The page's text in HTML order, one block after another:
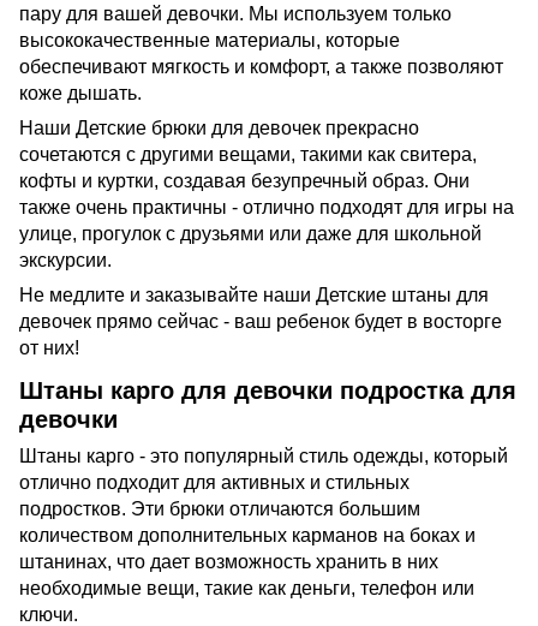
пару для вашей девочки. Мы используем только
высококачественные материалы, которые
обеспечивают мягкость и комфорт, а также позволяют
коже дышать.
Наши Детские брюки для девочек прекрасно
сочетаются с другими вещами, такими как свитера,
кофты и куртки, создавая безупречный образ. Они
также очень практичны - отлично подходят для игры на
улице, прогулок с друзьями или даже для школьной
экскурсии.
Не медлите и заказывайте наши Детские штаны для
девочек прямо сейчас - ваш ребенок будет в восторге
от них!
Штаны карго для девочки подростка для
девочки
Штаны карго - это популярный стиль одежды, который
отлично подходит для активных и стильных
подростков. Эти брюки отличаются большим
количеством дополнительных карманов на боках и
штанинах, что дает возможность хранить в них
необходимые вещи, такие как деньги, телефон или
ключи.